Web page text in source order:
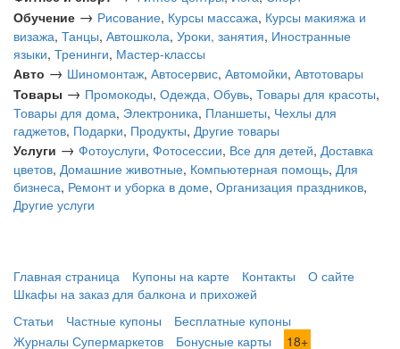
Обучение → Рисование, Курсы массажа, Курсы макияжа и
визажа, Танцы, Автошкола, Уроки, занятия, Иностранные
языки, Тренинги, Мастер-классы
Авто → Шиномонтаж, Автосервис, Автомойки, Автотовары
Товары → Промокоды, Одежда, Обувь, Товары для красоты,
Товары для дома, Электроника, Планшеты, Чехлы для
гаджетов, Подарки, Продукты, Другие товары
Услуги → Фотоуслуги, Фотосессии, Все для детей, Доставка
цветов, Домашние животные, Компьютерная помощь, Для
бизнеса, Ремонт и уборка в доме, Организация праздников,
Другие услуги
Главная страница Купоны на карте Контакты
О сайте
Шкафы на заказ для балкона и прихожей
Статьи
Частные купоны
Бесплатные купоны
Журналы Супермаркетов
Бонусные карты 18+